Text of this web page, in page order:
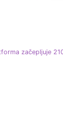
začepljuje